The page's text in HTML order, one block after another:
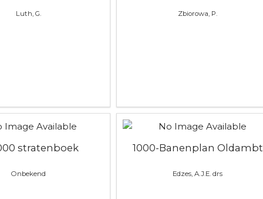
Luth, G. Zbiorowa, P.
stratenboek
Onbekend
1000-Banenplan Oldambt
Edzes, A.J.E. drs